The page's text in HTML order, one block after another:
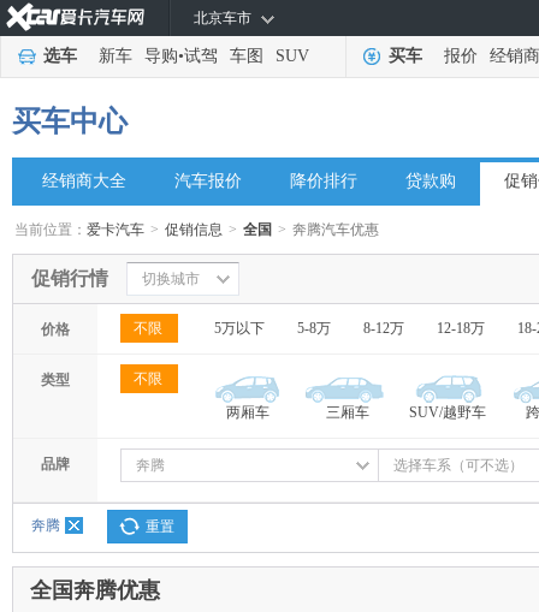
北京车市
选车 新车 导购•试驾 车图 SUV 买车 报价 经销商
买车中心
经销商大全 汽车报价 降价排行 贷款购 促
当前位置：爱卡汽车 > 促销信息 > 全国 > 奔腾汽车优惠
促销行情 切换城市
价格 不限 5万以下 5-8万 8-12万 12-18万
类型
不限
两厢车
三厢车 SUV/越野车
品牌 奔腾 选择车系（可不选）
奔腾 重置
全国奔腾优惠